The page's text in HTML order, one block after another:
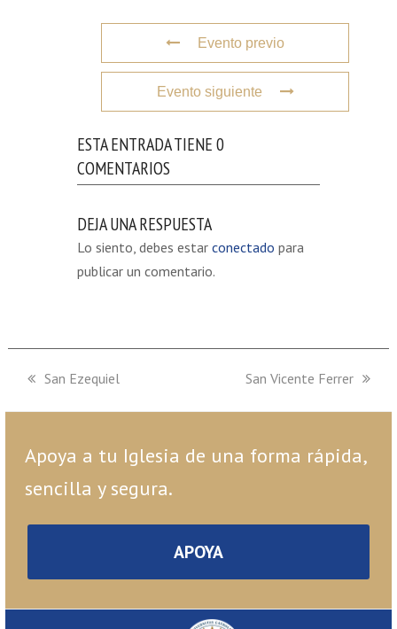
Evento previo
Evento siguiente
ESTA ENTRADA TIENE 0
COMENTARIOS
DEJA UNA RESPUESTA
Lo siento, debes estar conectado para
publicar un comentario.
previous
San Ezequiel
next
San Vicente Ferrer
Apoya a tu Iglesia de una forma rápida,
sencilla y segura.
APOYA